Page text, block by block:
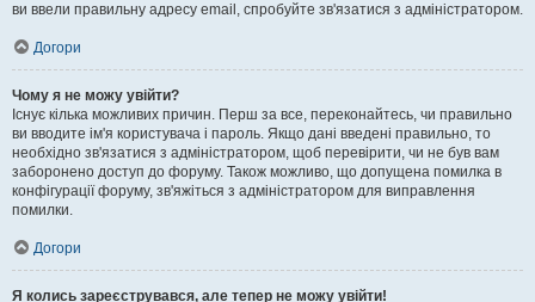
ви ввели правильну адресу email, спробуйте зв'язатися з адміністратором.
Догори
Чому я не можу увійти?
Існує кілька можливих причин. Перш за все, переконайтесь, чи правильно
ви вводите ім'я користувача і пароль. Якщо дані введені правильно, то
необхідно зв'язатися з адміністратором, щоб перевірити, чи не був вам
заборонено доступ до форуму. Також можливо, що допущена помилка в
конфігурації форуму, зв'яжіться з адміністратором для виправлення
помилки.
Догори
Я колись зареєструвався, але тепер не можу увійти!